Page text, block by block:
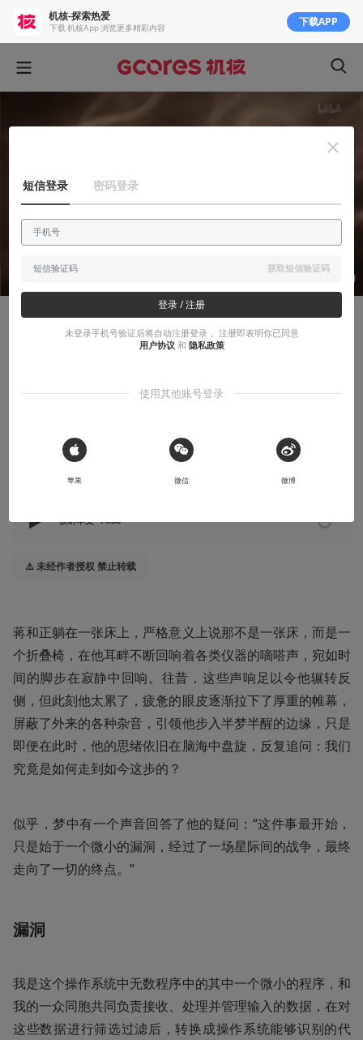
原创科幻短篇
本文系用户投稿，不代表机核网观点
收听本文 14:38
⚠️ 未经作者授权 禁止转载
蒋和正躺在一张床上，严格意义上说那不是一张床，而是一
个折叠椅，在他耳畔不断回响着各类仪器的嘀嗒声，宛如时
间的脚步在寂静中回响。往昔，这些声响足以令他辗转反
侧，但此刻他太累了，疲惫的眼皮逐渐拉下了厚重的帷幕，
屏蔽了外来的各种杂音，引领他步入半梦半醒的边缘，只是
即便在此时，他的思绪依旧在脑海中盘旋，反复追问：我们
究竟是如何走到如今这步的？
似乎，梦中有一个声音回答了他的疑问：“这件事最开始，
只是始于一个微小的漏洞，经过了一场星际间的战争，最终
走向了一切的终点。”
漏洞
我是这个操作系统中无数程序中的其中一个微小的程序，和
我的一众同胞共同负责接收、处理并管理输入的数据，在对
这些数据进行筛选过滤后，转换成操作系统能够识别的代
机核-探索热爱
下载 机核App 浏览更多精彩内容 下载APP
短信登录 密码登录
获取短信验证码
登录 / 注册
未登录手机号验证后将自动注册登录， 注册即表明你已同意
用户协议 和 隐私政策
使用其他账号登录
 Sign in with Apple
苹果 微信 微博